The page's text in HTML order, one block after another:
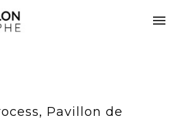
Pavillon de